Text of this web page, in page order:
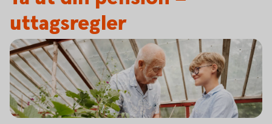
uttagsregler